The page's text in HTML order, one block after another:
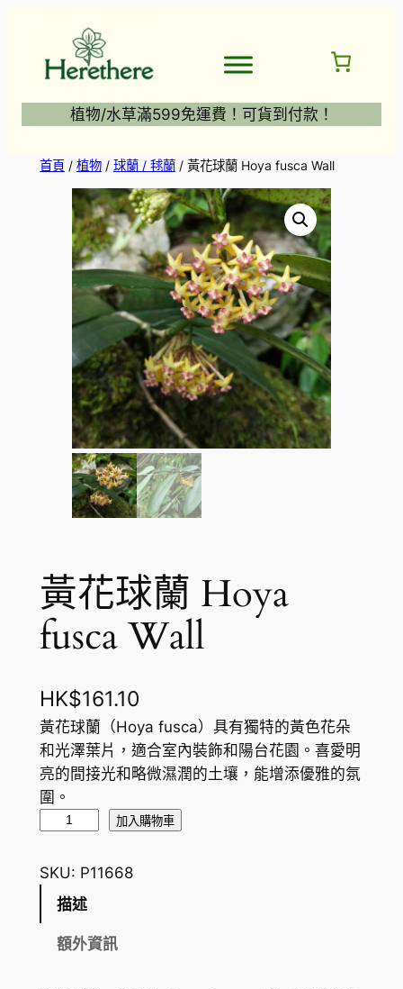
植物/水草滿599免運費！可貨到付款！
首頁/ 植物/ 球蘭 / 毬蘭/ 黃花球蘭 Hoya fusca Wall
黃花球蘭 Hoya
fusca Wall
HK$161.10
黃花球蘭（Hoya fusca）具有獨特的黃色花朵
和光澤葉片，適合室內裝飾和陽台花園。喜愛明
亮的間接光和略微濕潤的土壤，能增添優雅的氛
圍。
球
蘭
加入購物車
SKU: P11668
描述
額外資訊